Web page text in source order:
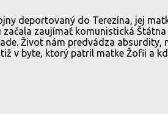
deportovaný do Terezína, jej
zaujímať komunistická
Život nám predvádza
v byte, ktorý patril matke Žofii a